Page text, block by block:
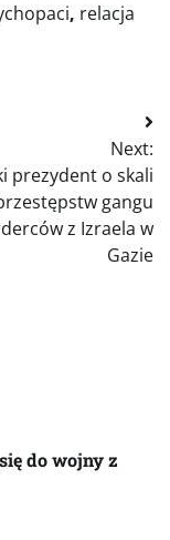
, relacja
Next:
prezydent o skali
gangu
z Izraela w
Gazie
do wojny z